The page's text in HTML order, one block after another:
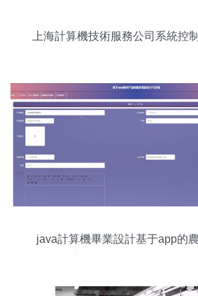
上海計算機技術服務公司系統控
java計算機畢業設計基于app的